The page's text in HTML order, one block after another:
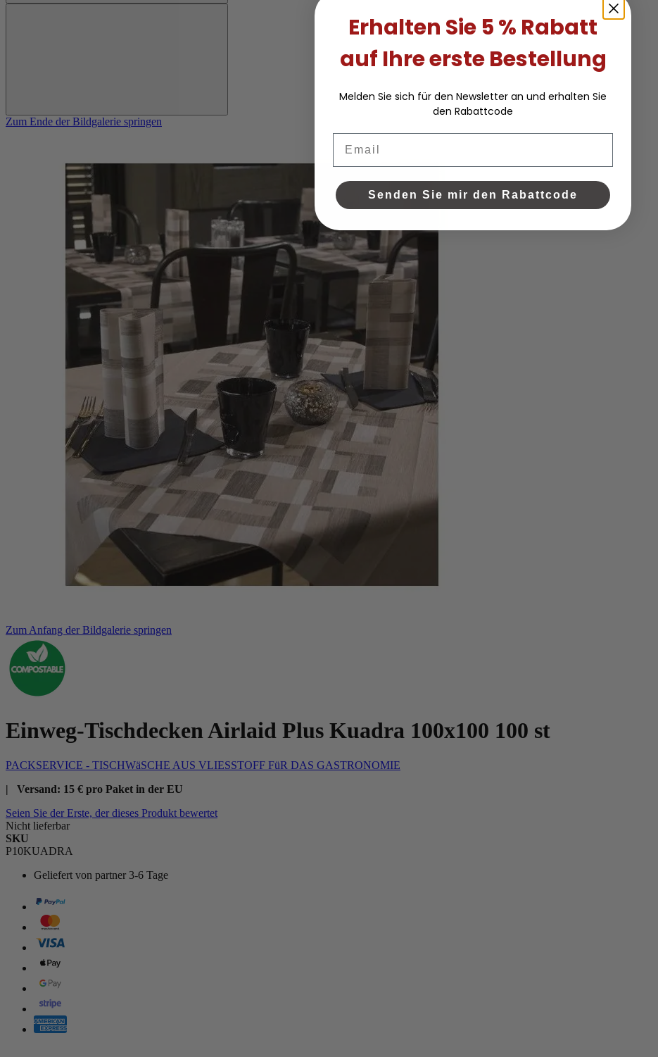
Zum Ende der Bildgalerie springen
Zum Anfang der Bildgalerie springen
Einweg-Tischdecken Airlaid Plus Kuadra 100x100 100 st
PACKSERVICE - TISCHWäSCHE AUS VLIESSTOFF FüR DAS GASTRONOMIE
| Versand: 15 € pro Paket in der EU
Seien Sie der Erste, der dieses Produkt bewertet
Nicht lieferbar
SKU
P10KUADRA
Geliefert von partner 3-6 Tage
Erhalten Sie 5 % Rabatt
auf Ihre erste Bestellung
Melden Sie sich für den Newsletter an und erhalten Sie
den Rabattcode
Senden Sie mir den Rabattcode